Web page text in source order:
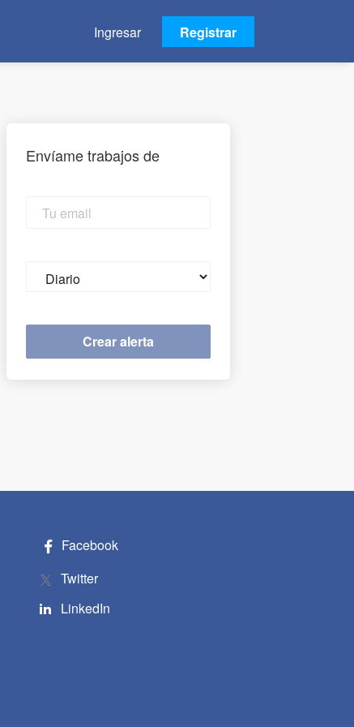
Ingresar Registrar
Envíame trabajos de
email
frequency
Facebook
Twitter
LinkedIn